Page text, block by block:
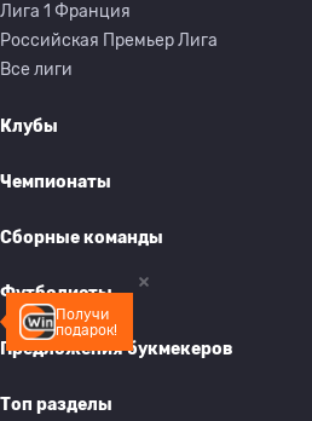
Получи
подарок!
Лига 1 Франция
Российская Премьер Лига
Все лиги
Клубы
Чемпионаты
Сборные команды
Футболисты
Предложения букмекеров
Топ разделы